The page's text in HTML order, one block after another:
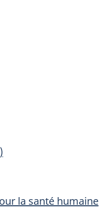
la santé humaine